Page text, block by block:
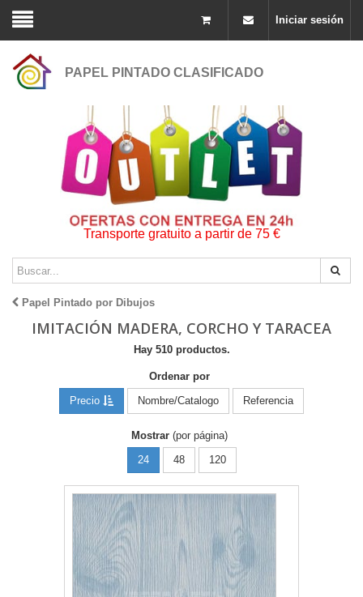
Iniciar sesión
PAPEL PINTADO CLASIFICADO
Transporte gratuito a partir de 75 €
Papel Pintado por Dibujos
IMITACIÓN MADERA, CORCHO Y TARACEA
Hay 510 productos.
Ordenar por
Precio
Nombre/Catalogo Referencia
Mostrar (por página)
24
48 120